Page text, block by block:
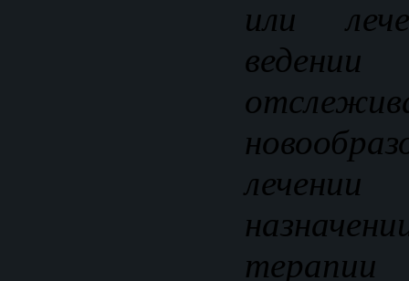
или
ведении